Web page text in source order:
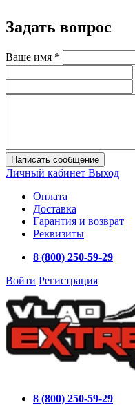
Задать вопрос
Ваше имя *
Написать сообщение
Личный кабинет Выход
Оплата
Доставка
Гарантия и возврат
Реквизиты
8 (800) 250-59-29
Войти Регистрация
8 (800) 250-59-29